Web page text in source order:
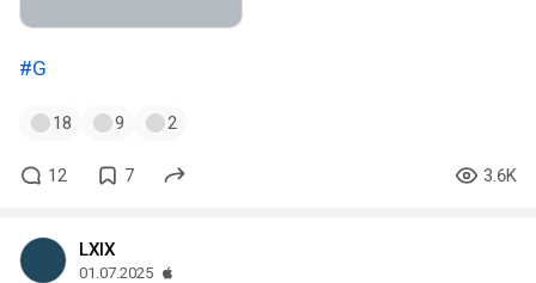
#G
18 9 2
12 7 3.6K
LXIX
01.07.2025